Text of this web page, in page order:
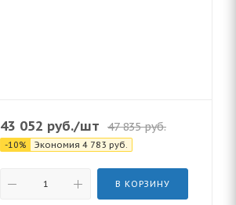
43 052 руб./шт 47 835руб.
-10% Экономия 4 783 руб.
В КОРЗИНУ